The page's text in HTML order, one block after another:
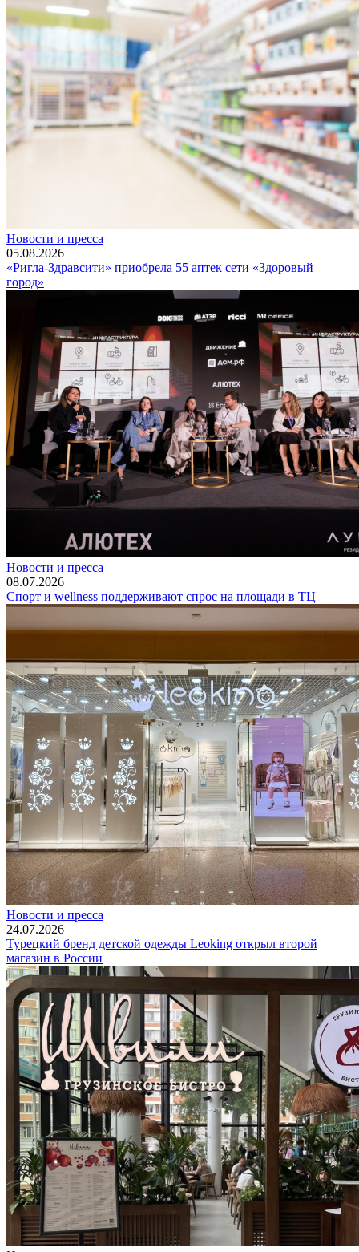
Новости и пресса
05.08.2026
«Ригла-Здравсити» приобрела 55 аптек сети «Здоровый
город»
Новости и пресса
08.07.2026
Спорт и wellness поддерживают спрос на площади в ТЦ
Новости и пресса
24.07.2026
Турецкий бренд детской одежды Leoking открыл второй
магазин в России